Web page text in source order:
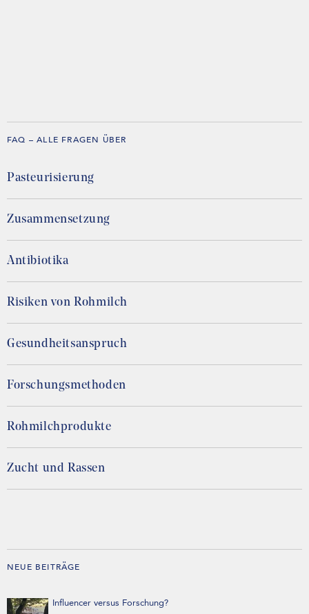
FAQ – ALLE FRAGEN ÜBER
Pasteurisierung
Zusammensetzung
Antibiotika
Risiken von Rohmilch
Gesundheitsanspruch
Forschungsmethoden
Rohmilchprodukte
Zucht und Rassen
NEUE BEITRÄGE
Influencer versus Forschung?